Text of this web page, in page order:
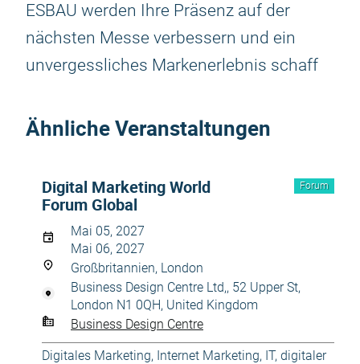
ESBAU werden Ihre Präsenz auf der
nächsten Messe verbessern und ein
unvergessliches Markenerlebnis schaff
Ähnliche Veranstaltungen
Forum
Digital Marketing World
Forum Global
Mai 05, 2027
Mai 06, 2027
Großbritannien, London
Business Design Centre Ltd,, 52 Upper St,
London N1 0QH, United Kingdom
Business Design Centre
Digitales Marketing, Internet Marketing, IT, digitaler